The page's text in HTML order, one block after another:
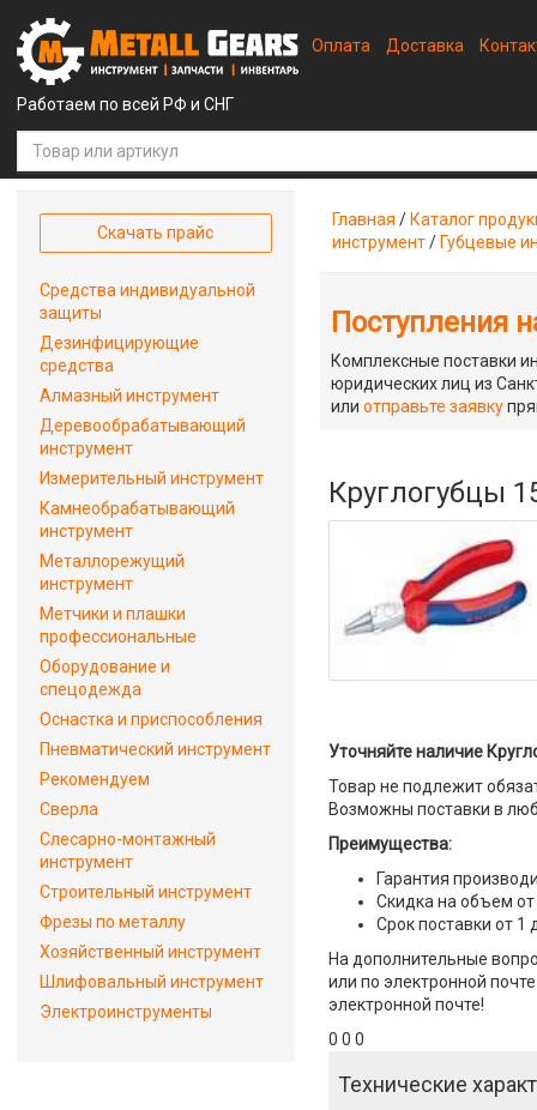
Работаем по всей РФ и СНГ
Оплата Доставка
Главная / Каталог
инструмент/ Губцевые
Поступления
Комплексные поставки
юридических лиц из
илиотправьте заявку
Круглогубцы
Уточняйте наличие
Товар не подлежит
Возможны поставки в
Преимущества:
Гарантия
Скидка на объем от
Срок поставки от 1
На дополнительные
или по электронной
электронной почте!
0 0 0
Технические
Скачать прайс
Средства индивидуальной
защиты
Дезинфицирующие
средства
Алмазный инструмент
Деревообрабатывающий
инструмент
Измерительный инструмент
Камнеобрабатывающий
инструмент
Металлорежущий
инструмент
Метчики и плашки
профессиональные
Оборудование и
спецодежда
Оснастка и приспособления
Пневматический инструмент
Рекомендуем
Сверла
Слесарно-монтажный
инструмент
Строительный инструмент
Фрезы по металлу
Хозяйственный инструмент
Шлифовальный инструмент
Электроинструменты